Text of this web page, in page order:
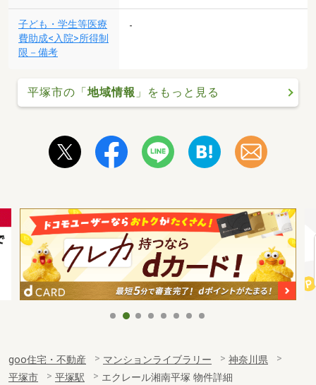
子ども・学生等医療
費助成<入院>所得制
限－備考
-
平塚市の「 地域情報 」をもっと見る
goo住宅・不動産 マンションライブラリー
神奈川県
平塚市
平塚駅 エクレール湘南平塚 物件詳細